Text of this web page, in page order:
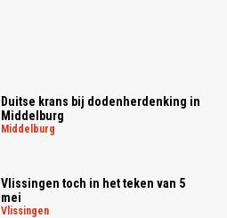
Duitse krans bij dodenherdenking in
Middelburg
middelburg
Vlissingen toch in het teken van 5
mei
vlissingen